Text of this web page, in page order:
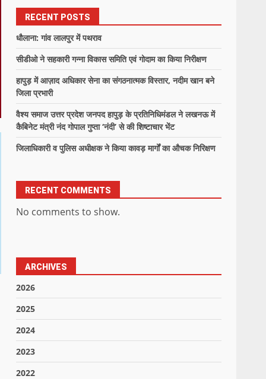
RECENT POSTS
धौलाना: गांव लालपुर में पथराव
सीडीओ ने सहकारी गन्ना विकास समिति एवं गोदाम का किया निरीक्षण
हापुड़ में आज़ाद अधिकार सेना का संगठनात्मक विस्तार, नदीम खान बने
जिला प्रभारी
वैश्य समाज उत्तर प्रदेश जनपद हापुड़ के प्रतिनिधिमंडल ने लखनऊ में
कैबिनेट मंत्री नंद गोपाल गुप्ता ‘नंदी’ से की शिष्टाचार भेंट
जिलाधिकारी व पुलिस अधीक्षक ने किया कावड़ मार्गों का औचक निरिक्षण
RECENT COMMENTS
No comments to show.
ARCHIVES
2026
2025
2024
2023
2022